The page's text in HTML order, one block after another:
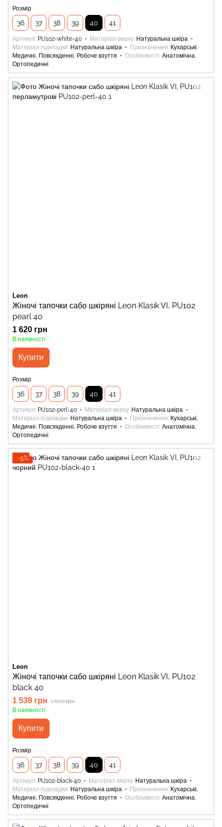
Розмір
36 37 38 39 40 41
Артикул PU102-white-40 Матеріал верху Натуральна шкіра
Матеріал підкладки Натуральна шкіра Призначення Кухарські,
Медичні, Повсякденні, Робоче взуття
Особливості Анатомічна,
Ортопедичні
Leon
Жіночі тапочки сабо шкіряні Leon Klasik VI, PU102
pearl 40
1 620 грн
В наявності
Купити
Розмір
36 37 38 39 40 41
Артикул PU102-perl-40 Матеріал верху Натуральна шкіра
Матеріал підкладки Натуральна шкіра Призначення Кухарські,
Медичні, Повсякденні, Робоче взуття
Особливості Анатомічна,
Ортопедичні
−5%
Leon
Жіночі тапочки сабо шкіряні Leon Klasik VI, PU102
black 40
1 539 грн 1 620 грн
В наявності
Купити
Розмір
36 37 38 39 40 41
Артикул PU102-black-40 Матеріал верху Натуральна шкіра
Матеріал підкладки Натуральна шкіра Призначення Кухарські,
Медичні, Повсякденні, Робоче взуття
Особливості Анатомічна,
Ортопедичні